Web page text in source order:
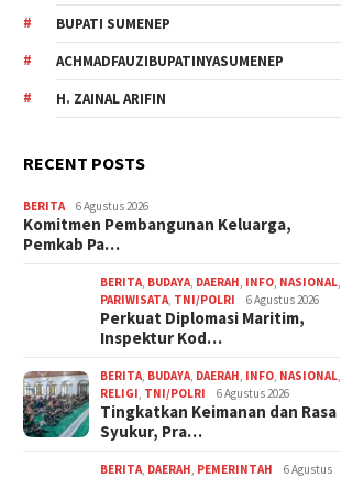
BUPATI SUMENEP
ACHMADFAUZIBUPATINYASUMENEP
H. ZAINAL ARIFIN
RECENT POSTS
BERITA 6 Agustus 2026
Komitmen Pembangunan Keluarga,
Pemkab Pa…
BERITA, BUDAYA, DAERAH, INFO, NASIONAL,
PARIWISATA, TNI/POLRI 6 Agustus 2026
Perkuat Diplomasi Maritim,
Inspektur Kod…
BERITA, BUDAYA, DAERAH, INFO, NASIONAL,
RELIGI, TNI/POLRI 6 Agustus 2026
Tingkatkan Keimanan dan Rasa
Syukur, Pra…
BERITA, DAERAH, PEMERINTAH 6 Agustus